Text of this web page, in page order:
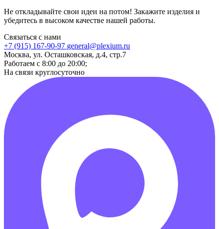
Не откладывайте свои идеи на потом! Закажите изделия и
убедитесь в высоком качестве нашей работы.
Связаться с нами
+7 (915) 167-90-97 general@plexium.ru
Москва, ул. Осташковская, д.4, стр.7
Работаем с 8:00 до 20:00;
На связи круглосуточно